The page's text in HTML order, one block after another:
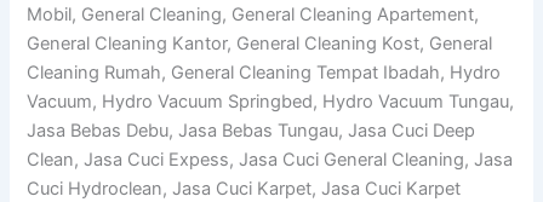
Mobil, General Cleaning, General Cleaning Apartement,
General Cleaning Kantor, General Cleaning Kost, General
Cleaning Rumah, General Cleaning Tempat Ibadah, Hydro
Vacuum, Hydro Vacuum Springbed, Hydro Vacuum Tungau,
Jasa Bebas Debu, Jasa Bebas Tungau, Jasa Cuci Deep
Clean, Jasa Cuci Expess, Jasa Cuci General Cleaning, Jasa
Cuci Hydroclean, Jasa Cuci Karpet, Jasa Cuci Karpet